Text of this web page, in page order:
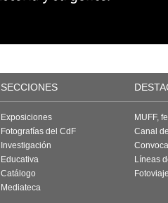
SECCIONES
Exposiciones
Fotografías del CdF
Investigación
Educativa
Catálogo
Mediateca
MUFF,
Canal
Líneas